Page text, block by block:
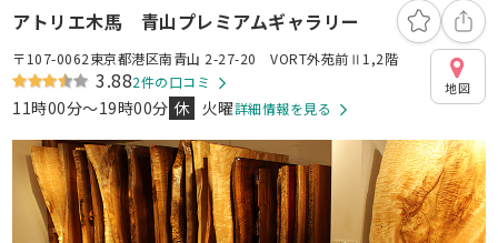
アトリエ木馬 青山プレミアムギャラリー
〒107-0062東京都港区南青山 2-27-20 VORT外苑前Ⅱ1,2階
3.882件の口コミ
11時00分～19時00分 休 火曜詳細情報を見る
地図